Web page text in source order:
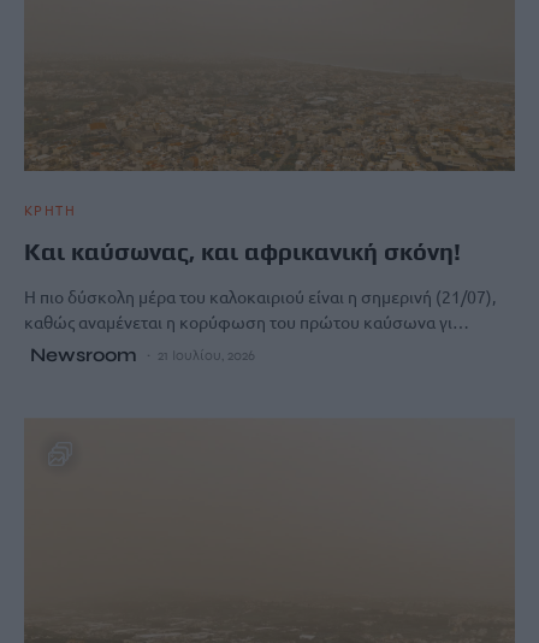
ΚΡΗΤΗ
Και καύσωνας, και αφρικανική σκόνη!
Η πιο δύσκολη μέρα του καλοκαιριού είναι η σημερινή (21/07),
καθώς αναμένεται η κορύφωση του πρώτου καύσωνα γι…
Newsroom 21 Ιουλίου, 2026